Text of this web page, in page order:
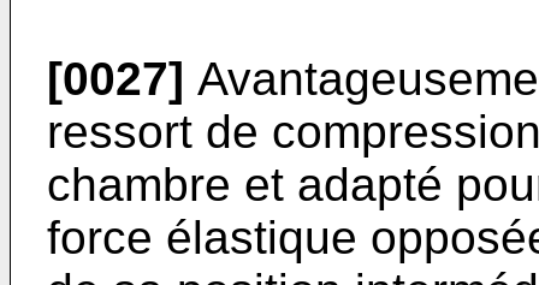
[0027]
ressort de
chambre et adapté
force élastique